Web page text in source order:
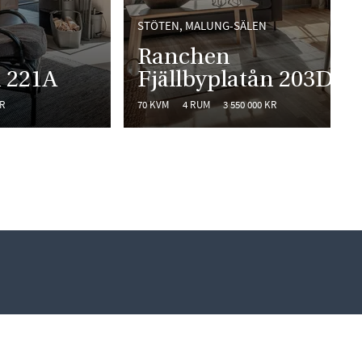
STÖTEN, MALUNG-SÄLEN
Ranchen
Fjällbyplatån 203D
70 KVM 4 RUM 3 550 000 KR